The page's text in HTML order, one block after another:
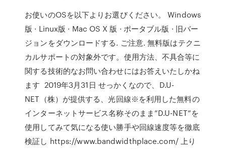
お使いのOSを以下よりお選びください。 Windows
版 · Linux版 · Mac OS X 版 · ポータブル版 · 旧バー
ジョンをダウンロードする. ご注意. 無料版はテクニ
カルサポートの対象外です。使用方法、不具合等に
関する技術的なお問い合わせにはお答えいたしかね
ます 2019年3月31日 せっかくなので、D.U-
NET（株）が提供する、光回線※を利用した無料の
インターネットサービス名称そのまま”D.U-NET”を
使用してみて気になる使い勝手や回線速度等を徹底
検証し https://www.bandwidthplace.com/ 上り